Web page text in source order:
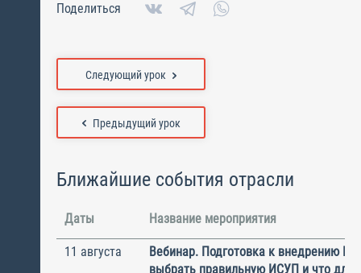
Поделиться
Предыдущий урок
Следующий урок
Ближайшие события отрасли
Даты Название мероприятия
11 августа
Вебинар. Подготовка к внедрению
выбрать правильную ИСУП и что для